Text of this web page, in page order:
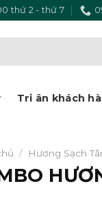
thứ 2 - thứ 7
Tri ân khách
/ Hương Sạch